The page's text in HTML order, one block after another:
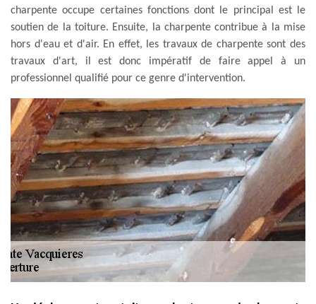
charpente occupe certaines fonctions dont le principal est le
soutien de la toiture. Ensuite, la charpente contribue à la mise
hors d'eau et d'air. En effet, les travaux de charpente sont des
travaux d'art, il est donc impératif de faire appel à un
professionnel qualifié pour ce genre d'intervention.